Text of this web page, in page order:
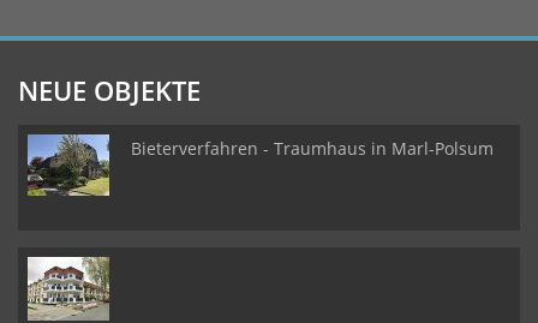
NEUE OBJEKTE
Bieterverfahren - Traumhaus in Marl-Polsum